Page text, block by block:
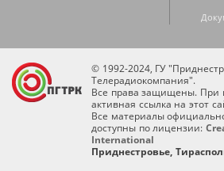
© 1992-2024, ГУ
Телерадиокомпания".
Все права защищены. При
активная ссылка на этот
Все материалы
доступны по лицензии:
International
Приднестровье,